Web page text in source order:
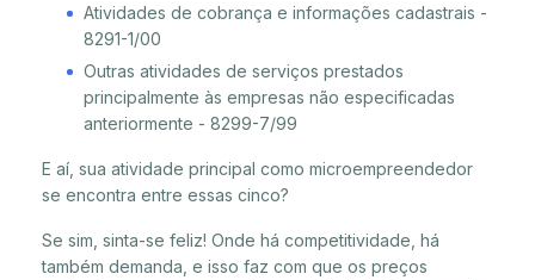
Atividades de cobrança e informações cadastrais -
8291-1/00
Outras atividades de serviços prestados
principalmente às empresas não especificadas
anteriormente - 8299-7/99
E aí, sua atividade principal como microempreendedor
se encontra entre essas cinco?
Se sim, sinta-se feliz! Onde há competitividade, há
também demanda, e isso faz com que os preços